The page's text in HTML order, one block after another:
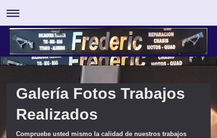
Galería Fotos Trabajos
Realizados
Compruebe usted mismo la calidad de nuestros trabajos